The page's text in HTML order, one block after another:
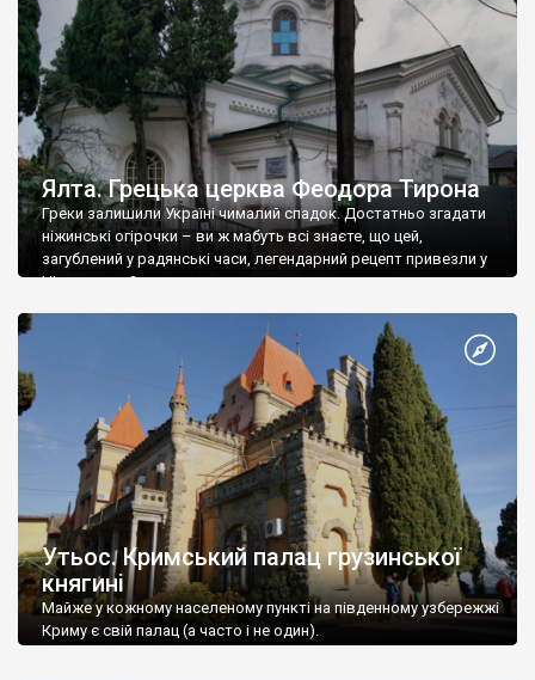
Ялта. Грецька церква Феодора Тирона
Греки залишили Україні чималий спадок. Достатньо згадати
ніжинські огірочки – ви ж мабуть всі знаєте, що цей,
загублений у радянські часи, легендарний рецепт привезли у
Ніжин греки?
Утьос. Кримський палац грузинської
княгині
Майже у кожному населеному пункті на південному узбережжі
Криму є свій палац (а часто і не один).